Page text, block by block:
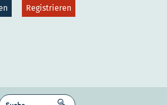
Registrieren
SUCHEN